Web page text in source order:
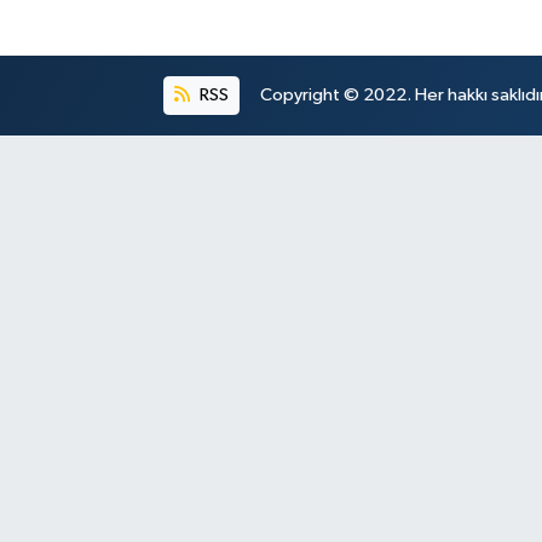
RSS Copyright © 2022. Her hakkı